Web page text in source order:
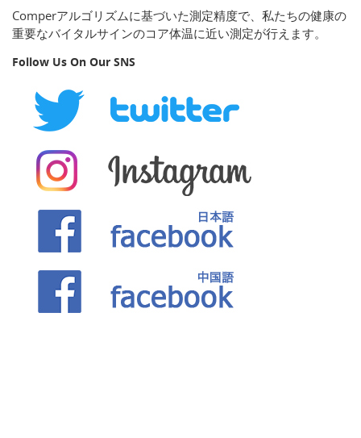
Comperアルゴリズムに基づいた測定精度で、私たちの健康の
重要なバイタルサインのコア体温に近い測定が行えます。
Follow Us On Our SNS